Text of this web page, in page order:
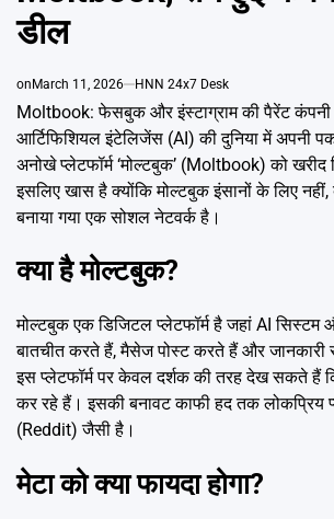
डील
onMarch 11, 2026 HNN 24x7 Desk
Moltbook: फेसबुक और इंस्टाग्राम की पैरेंट
आर्टिफिशियल इंटेलिजेंस (AI) की दुनिया में अपनी
अनोखे प्लेटफॉर्म ‘मोल्टबुक’ (Moltbook) को
इसलिए खास है क्योंकि मोल्टबुक इंसानों के लिए
बनाया गया एक सोशल नेटवर्क है।
क्या है मोल्टबुक?
मोल्टबुक एक डिजिटल प्लेटफॉर्म है जहां AI
बातचीत करते हैं, मैसेज पोस्ट करते हैं और जानकारी
इस प्लेटफॉर्म पर केवल दर्शक की तरह देख सकते हैं
कर रहे हैं। इसकी बनावट काफी हद तक लोकप्रिय
(Reddit) जैसी है।
मेटा को क्या फायदा होगा?